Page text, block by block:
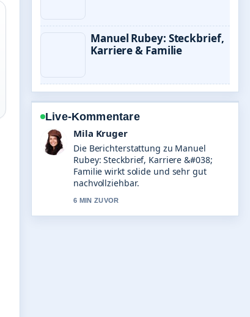
Manuel Rubey: Steckbrief,
Karriere & Familie
Live-Kommentare
Mila Kruger
Die Berichterstattung zu Manuel
Rubey: Steckbrief, Karriere &#038;
Familie wirkt solide und sehr gut
nachvollziehbar.
6 MIN ZUVOR